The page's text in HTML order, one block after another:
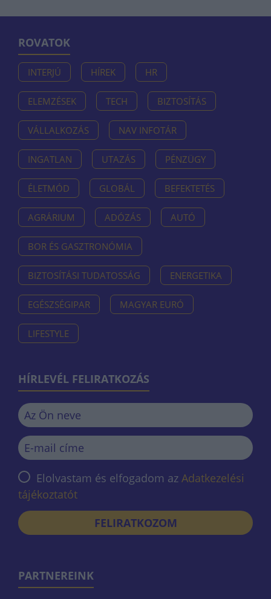
ROVATOK
INTERJÚ HÍREK HR
ELEMZÉSEK TECH BIZTOSÍTÁS
VÁLLALKOZÁS NAV INFOTÁR
INGATLAN UTAZÁS PÉNZÜGY
ÉLETMÓD GLOBÁL BEFEKTETÉS
AGRÁRIUM ADÓZÁS AUTÓ
BOR ÉS GASZTRONÓMIA
BIZTOSÍTÁSI TUDATOSSÁG ENERGETIKA
EGÉSZSÉGIPAR MAGYAR EURÓ
LIFESTYLE
HÍRLEVÉL FELIRATKOZÁS
Elolvastam és elfogadom az Adatkezelési
tájékoztatót
FELIRATKOZOM
PARTNEREINK